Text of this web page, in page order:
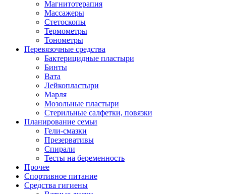
Магнитотерапия
Массажеры
Стетоскопы
Термометры
Тонометры
Перевязочные средства
Бактерицидные пластыри
Бинты
Вата
Лейкопластыри
Марля
Мозольные пластыри
Стерильные салфетки, повязки
Планирование семьи
Гели-смазки
Презервативы
Спирали
Тесты на беременность
Прочее
Спортивное питание
Средства гигиены